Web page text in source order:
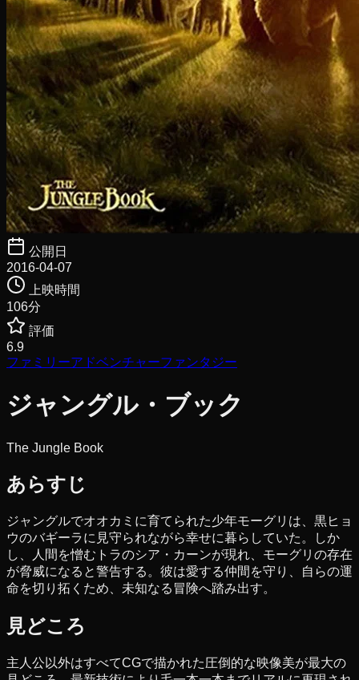
公開日
2016-04-07
上映時間
106分
評価
6.9
ファミリーアドベンチャーファンタジー
ジャングル・ブック
The Jungle Book
あらすじ
ジャングルでオオカミに育てられた少年モーグリは、黒ヒョ
ウのバギーラに見守られながら幸せに暮らしていた。しか
し、人間を憎むトラのシア・カーンが現れ、モーグリの存在
が脅威になると警告する。彼は愛する仲間を守り、自らの運
命を切り拓くため、未知なる冒険へ踏み出す。
見どころ
主人公以外はすべてCGで描かれた圧倒的な映像美が最大の